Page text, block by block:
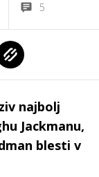
5
najbolj
Jackmanu,
blesti v